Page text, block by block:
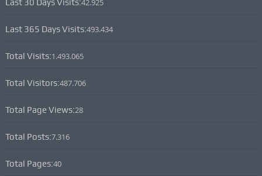
Last 30 Days Visits:42.925
Last 365 Days Visits:493.434
Total Visits:1.493.065
Total Visitors:487.706
Total Page Views:28
Total Posts:7.316
Total Pages:40